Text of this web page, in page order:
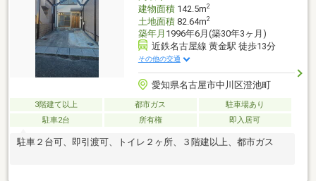
建物面積142.5m2
土地面積82.64m2
築年月 1996年6月(築30年3ヶ月)
近鉄名古屋線 黄金駅 徒歩13分
その他の交通
愛知県名古屋市中川区澄池町
3階建て以上 都市ガス
駐車場あり
駐車2台
所有権 即入居可
駐車２台可、即引渡可、トイレ２ヶ所、３階建以上、都市ガス